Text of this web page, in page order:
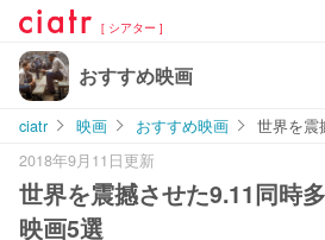
[ シアター ]
おすすめ映画
ciatr 映画 おすすめ映画
世界を震
2018年9月11日更新
世界を震撼させた9.11同時
映画5選